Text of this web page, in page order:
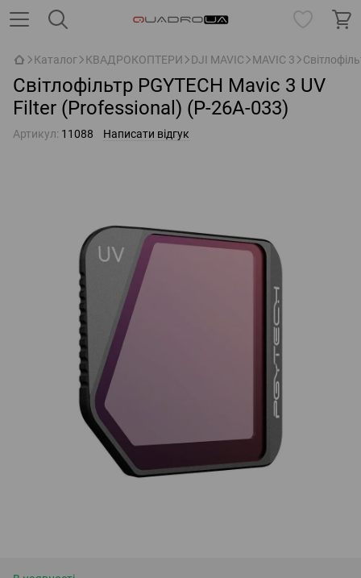
Каталог КВАДРОКОПТЕРИ DJI MAVIC MAVIC 3
Світлофільтр PGYTECH Mavic 3 UV
Filter (Professional) (P-26A-033)
Артикул: 11088 Написати відгук